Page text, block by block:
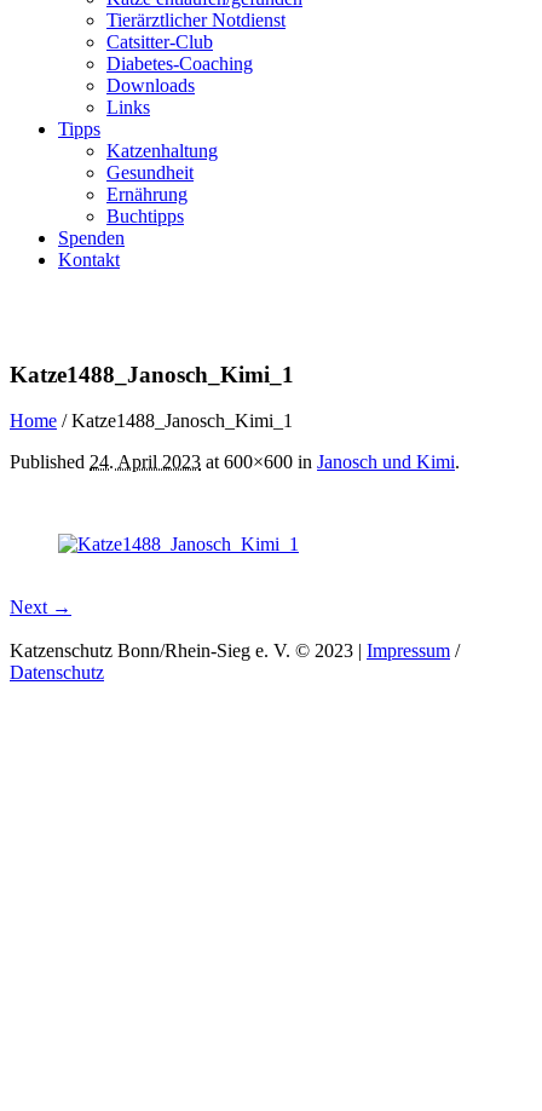
Tierärztlicher Notdienst
Catsitter-Club
Diabetes-Coaching
Downloads
Links
Tipps
Katzenhaltung
Gesundheit
Ernährung
Buchtipps
Spenden
Kontakt
Katze1488_Janosch_Kimi_1
Home /Katze1488_Janosch_Kimi_1
Published 24. April 2023 at 600×600 in Janosch und Kimi.
Next →
Katzenschutz Bonn/Rhein-Sieg e. V. © 2023 | Impressum /
Datenschutz